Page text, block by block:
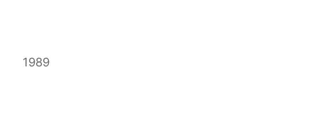
1989